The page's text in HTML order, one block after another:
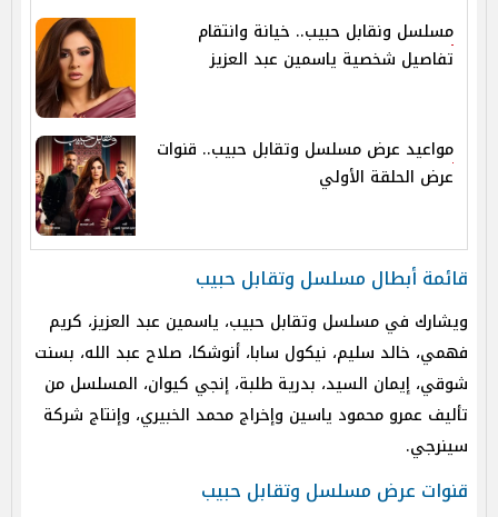
مسلسل ونقابل حبيب.. خيانة وانتقام
تفاصيل شخصية ياسمين عبد العزيز
مواعيد عرض مسلسل وتقابل حبيب.. قنوات
عرض الحلقة الأولي
قائمة أبطال مسلسل وتقابل حبيب
ويشارك في مسلسل وتقابل حبيب، ياسمين عبد العزيز، كريم
فهمي، خالد سليم، نيكول سابا، أنوشكا، صلاح عبد الله، بسنت
شوقي، إيمان السيد، بدرية طلبة، إنجي كيوان، المسلسل من
تأليف عمرو محمود ياسين وإخراج محمد الخبيري، وإنتاج شركة
سينرجي.
قنوات عرض مسلسل وتقابل حبيب